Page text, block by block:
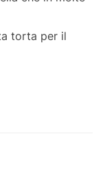
torta per il